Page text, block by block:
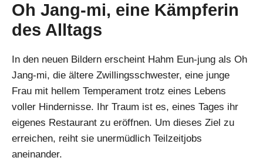
Oh Jang-mi, eine Kämpferin
des Alltags
In den neuen Bildern erscheint Hahm Eun-jung als Oh
Jang-mi, die ältere Zwillingsschwester, eine junge
Frau mit hellem Temperament trotz eines Lebens
voller Hindernisse. Ihr Traum ist es, eines Tages ihr
eigenes Restaurant zu eröffnen. Um dieses Ziel zu
erreichen, reiht sie unermüdlich Teilzeitjobs
aneinander.